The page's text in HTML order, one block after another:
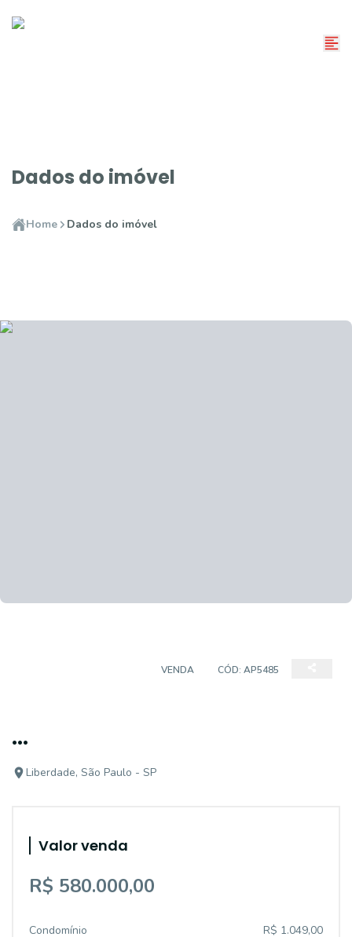
Dados do imóvel
Home Dados do imóvel
VENDA CÓD: AP5485
...
Liberdade, São Paulo - SP
Valor venda
R$ 580.000,00
Condomínio R$ 1.049,00